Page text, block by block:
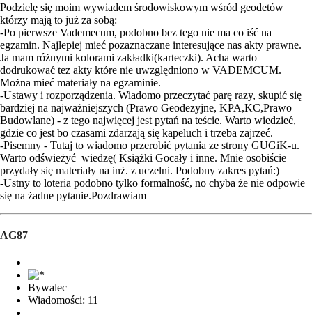
Podzielę się moim wywiadem środowiskowym wśród geodetów
którzy mają to już za sobą:
-Po pierwsze Vademecum, podobno bez tego nie ma co iść na
egzamin. Najlepiej mieć pozaznaczane interesujące nas akty prawne.
Ja mam różnymi kolorami zakładki(karteczki). Acha warto
dodrukować tez akty które nie uwzględniono w VADEMCUM.
Można mieć materiały na egzaminie.
-Ustawy i rozporządzenia. Wiadomo przeczytać parę razy, skupić się
bardziej na najważniejszych (Prawo Geodezyjne, KPA,KC,Prawo
Budowlane) - z tego najwięcej jest pytań na teście. Warto wiedzieć,
gdzie co jest bo czasami zdarzają się kapeluch i trzeba zajrzeć.
-Pisemny - Tutaj to wiadomo przerobić pytania ze strony GUGiK-u.
Warto odświeżyć wiedzę( Książki Gocały i inne. Mnie osobiście
przydały się materiały na inż. z uczelni. Podobny zakres pytań:)
-Ustny to loteria podobno tylko formalność, no chyba że nie odpowie
się na żadne pytanie.Pozdrawiam
AG87
Bywalec
Wiadomości: 11